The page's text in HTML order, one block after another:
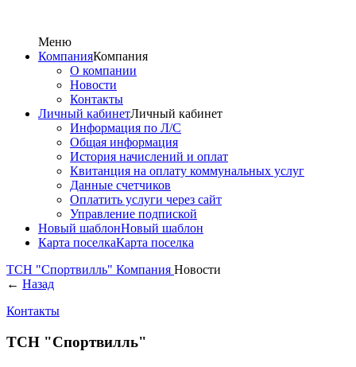
Меню
КомпанияКомпания
О компании
Новости
Контакты
Личный кабинетЛичный кабинет
Информация по Л/С
Общая информация
История начислений и оплат
Квитанция на оплату коммунальных услуг
Данные счетчиков
Оплатить услуги через сайт
Управление подпиской
Новый шаблонНовый шаблон
Карта поселкаКарта поселка
ТСН "Спортвилль" Компания Новости
← Назад
Контакты
ТСН "Спортвилль"